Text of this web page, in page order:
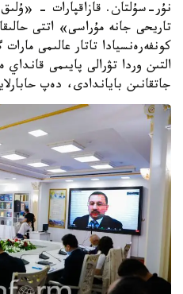
نۇر-سۇلتان. قازاقپارات -
تاريحى جانە مۇراسى» اتتى
كونفەرەنسيادا تاتار عالىمى
التىن وردا تۋرالى پايىمى
جاتقانىن باياندادى، دەپ